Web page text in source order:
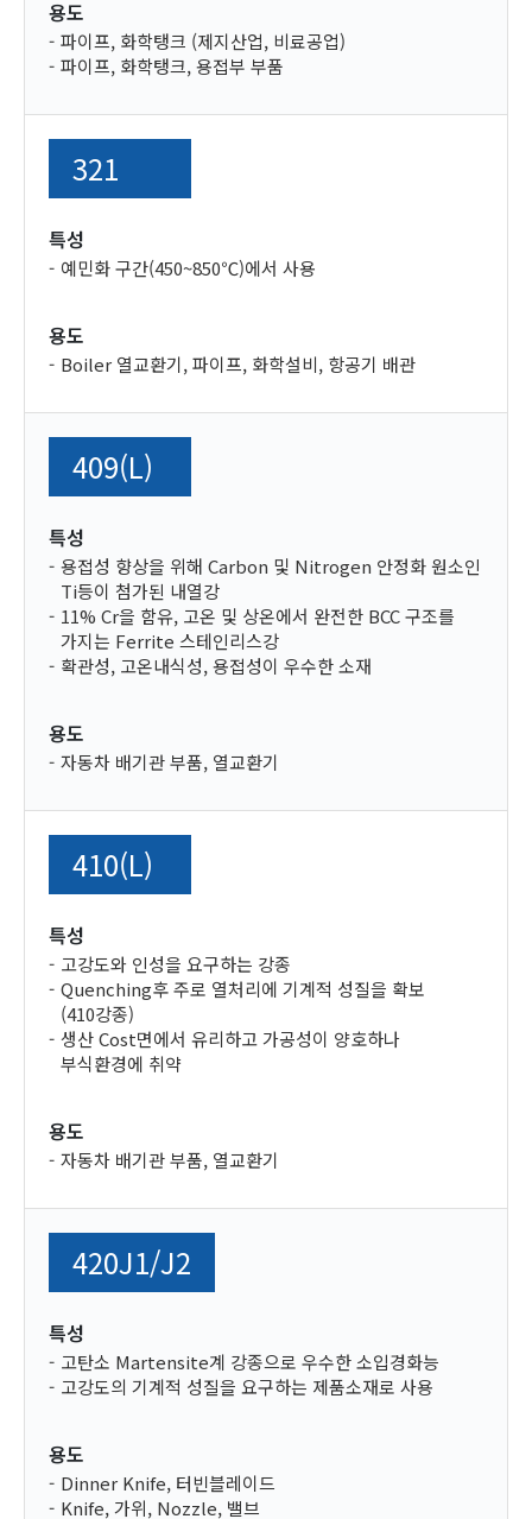
용도
파이프, 화학탱크 (제지산업, 비료공업)
파이프, 화학탱크, 용접부 부품
321
특성
예민화 구간(450~850℃)에서 사용
용도
Boiler 열교환기, 파이프, 화학설비, 항공기 배관
409(L)
특성
용접성 향상을 위해 Carbon 및 Nitrogen 안정화 원소인
Ti등이 첨가된 내열강
11% Cr을 함유, 고온 및 상온에서 완전한 BCC 구조를
가지는 Ferrite 스테인리스강
확관성, 고온내식성, 용접성이 우수한 소재
용도
자동차 배기관 부품, 열교환기
410(L)
특성
고강도와 인성을 요구하는 강종
Quenching후 주로 열처리에 기계적 성질을 확보
(410강종)
생산 Cost면에서 유리하고 가공성이 양호하나
부식환경에 취약
용도
자동차 배기관 부품, 열교환기
420J1/J2
특성
고탄소 Martensite계 강종으로 우수한 소입경화능
고강도의 기계적 성질을 요구하는 제품소재로 사용
용도
Dinner Knife, 터빈블레이드
Knife, 가위, Nozzle, 밸브